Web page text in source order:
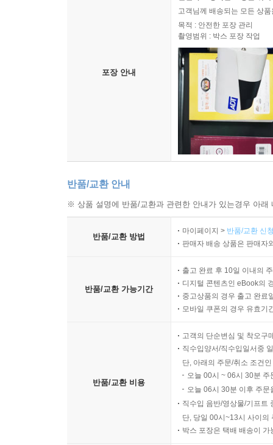
포장 안내
고객님께 배송되는 모든 상
목적 : 안전한 포장 관리
촬영범위 : 박스 포장 작업
반품/교환 안내
※ 상품 설명에 반품/교환과 관련한 안내가 있는경우 아
반품/교환 방법
마이페이지 > 반품/교환 신
판매자 배송 상품은 판매자
반품/교환 가능기간
출고 완료 후 10일 이내의
디지털 콘텐츠인 eBook의
중고상품의 경우 출고 완료
모바일 쿠폰의 경우 유효기
반품/교환 비용
고객의 단순변심 및 착오구
직수입양서/직수입일서중
단, 아래의 주문/취소 조건
오늘 00시 ~ 06시 30분
오늘 06시 30분 이후 주
직수입 음반/영상물/기프트
단, 당일 00시~13시 사이의
박스 포장은 택배 배송이